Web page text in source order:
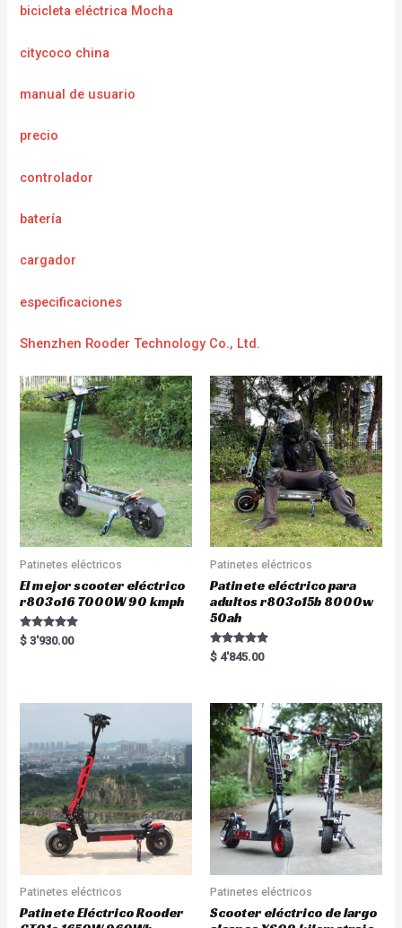
bicicleta eléctrica Mocha
citycoco china
manual de usuario
precio
controlador
batería
cargador
especificaciones
Shenzhen Rooder Technology Co., Ltd.
Patinetes eléctricos
El mejor scooter eléctrico
r803o16 7000W 90 kmph
Rated
5.00
$ 3'930.00
Patinetes eléctricos
Patinete eléctrico para
adultos r803o15b 8000w
50ah
Rated
5.00
$ 4'845.00
Patinetes eléctricos
Patinete Eléctrico Rooder
Patinetes eléctricos
Scooter eléctrico de largo